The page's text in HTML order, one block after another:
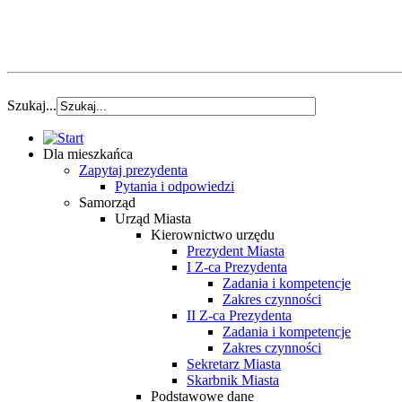
Szukaj...
Dla mieszkańca
Zapytaj prezydenta
Pytania i odpowiedzi
Samorząd
Urząd Miasta
Kierownictwo urzędu
Prezydent Miasta
I Z-ca Prezydenta
Zadania i kompetencje
Zakres czynności
II Z-ca Prezydenta
Zadania i kompetencje
Zakres czynności
Sekretarz Miasta
Skarbnik Miasta
Podstawowe dane